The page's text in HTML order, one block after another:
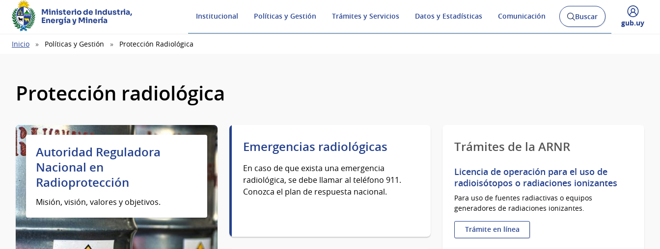
Ministerio de Industria,
Energía y Minería
Institucional Políticas y Gestión Trámites y Servicios Datos y Estadísticas Comunicación
Abrir
buscador
Buscar
Desplegar
gub.uy
Ruta
Inicio Políticas y Gestión Protección Radiológica
Protección radiológica
Autoridad Reguladora
Nacional en
Radioprotección
Misión, visión, valores y objetivos.
Emergencias radiológicas
En caso de que exista una emergencia
radiológica, se debe llamar al teléfono 911.
Conozca el plan de respuesta nacional.
Trámites de la ARNR
Licencia de operación para el uso de
radioisótopos o radiaciones ionizantes
Para uso de fuentes radiactivas o equipos
generadores de radiaciones ionizantes.
Trámite en línea
: